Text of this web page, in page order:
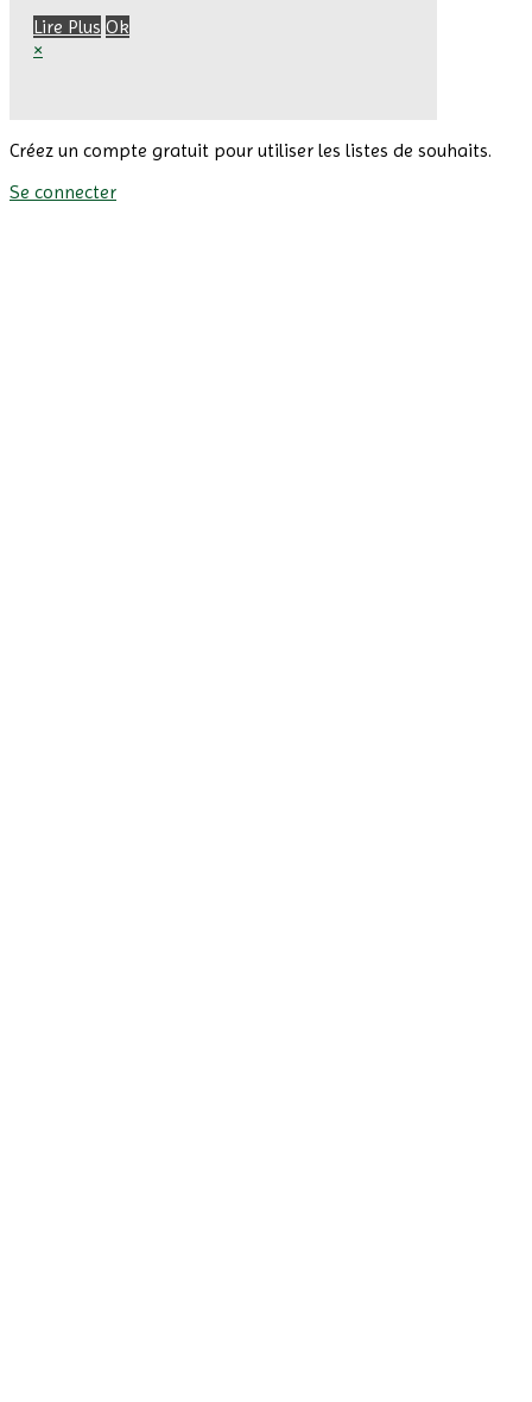
Lire Plus Ok
×
Créez un compte gratuit pour utiliser les listes de souhaits.
Se connecter